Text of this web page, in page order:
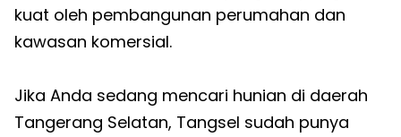
kuat oleh pembangunan perumahan dan
kawasan komersial.
Jika Anda sedang mencari hunian di daerah
Tangerang Selatan, Tangsel sudah punya